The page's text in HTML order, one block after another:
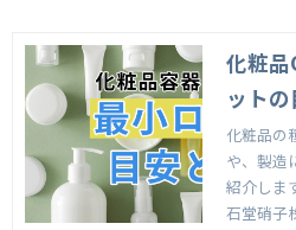
化粧品
ット
化粧品の
や、製造
紹介しま
石堂硝子